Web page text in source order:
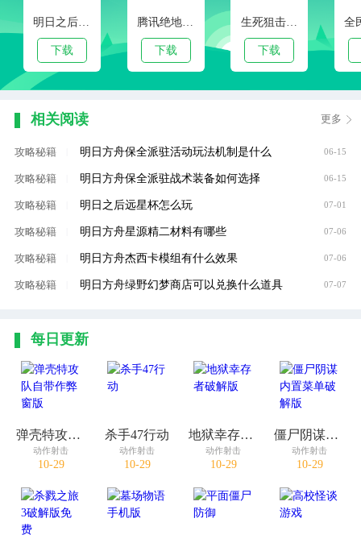
明日之后官方正版
下载
腾讯绝地求生手游
下载
生死狙击腾讯版
下载
相关阅读 更多
攻略秘籍 明日方舟保全派驻活动玩法机制是什么 06-15
攻略秘籍 明日方舟保全派驻战术装备如何选择 06-15
攻略秘籍 明日之后远星杯怎么玩 07-01
攻略秘籍 明日方舟星源精二材料有哪些 07-06
攻略秘籍 明日方舟杰西卡模组有什么效果 07-06
攻略秘籍 明日方舟绿野幻梦商店可以兑换什么道具 07-07
每日更新
弹壳特攻队自带作弊窗版
动作射击
10-29
杀手47行动
动作射击
10-29
地狱幸存者破解版
动作射击
10-29
僵尸阴谋内置菜单破解版
动作射击
10-29